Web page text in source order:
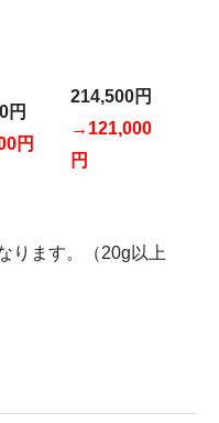
円
円
214,500円
→121,000
円
ります。（20g以上